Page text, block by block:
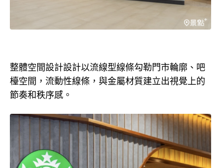
整體空間設計設計以流線型線條勾勒門市輪廓、吧
檯空間，流動性線條，與金屬材質建立出視覺上的
節奏和秩序感。